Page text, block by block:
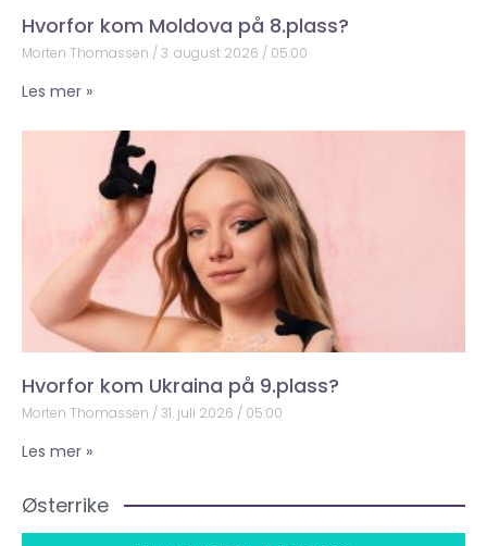
Hvorfor kom Moldova på 8.plass?
Morten Thomassen 3. august 2026 05:00
Les mer »
Hvorfor kom Ukraina på 9.plass?
Morten Thomassen 31. juli 2026 05:00
Les mer »
Østerrike